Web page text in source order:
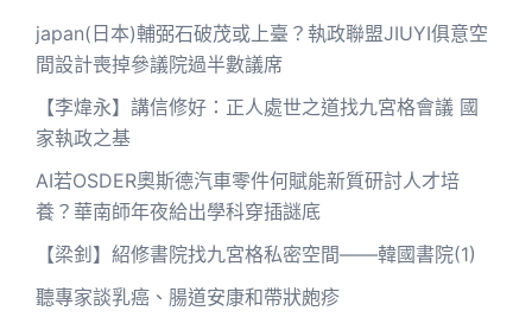
japan(日本)輔弼石破茂或上臺？執政聯盟JIUYI俱意空
間設計喪掉參議院過半數議席
【李煒永】講信修好：正人處世之道找九宮格會議 國
家執政之基
AI若OSDER奧斯德汽車零件何賦能新質研討人才培
養？華南師年夜給出學科穿插謎底
【梁釗】紹修書院找九宮格私密空間——韓國書院(1)
聽專家談乳癌、腸道安康和帶狀皰疹